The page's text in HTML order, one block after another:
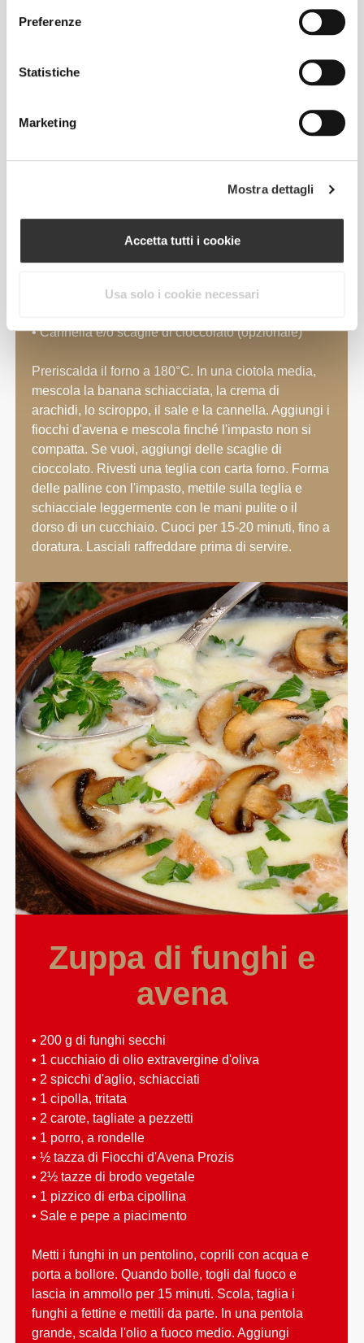
Preferenze
Statistiche
Marketing
Mostra dettagli
Accetta tutti i cookie
Usa solo i cookie necessari
banana, arachidi e
• 1 cucchiaio di miele o sciroppo d'agave o di
• 2 cucchiai di crema di arachidi (cremosa o
• Cannella e/o scaglie di cioccolato (opzionale)
Preriscalda il forno a 180°C. In una ciotola media,
mescola la banana schiacciata, la crema di
arachidi, lo sciroppo, il sale e la cannella. Aggiungi i
fiocchi d'avena e mescola finché l'impasto non si
compatta. Se vuoi, aggiungi delle scaglie di
cioccolato. Rivesti una teglia con carta forno. Forma
delle palline con l'impasto, mettile sulla teglia e
schiacciale leggermente con le mani pulite o il
dorso di un cucchiaio. Cuoci per 15-20 minuti, fino a
doratura. Lasciali raffreddare prima di servire.
Zuppa di funghi e
avena
• 200 g di funghi secchi
• 1 cucchiaio di olio extravergine d'oliva
• 2 spicchi d'aglio, schiacciati
• 1 cipolla, tritata
• 2 carote, tagliate a pezzetti
• 1 porro, a rondelle
• ½ tazza di Fiocchi d'Avena Prozis
• 2½ tazze di brodo vegetale
• 1 pizzico di erba cipollina
• Sale e pepe a piacimento
Metti i funghi in un pentolino, coprili con acqua e
porta a bollore. Quando bolle, togli dal fuoco e
lascia in ammollo per 15 minuti. Scola, taglia i
funghi a fettine e mettili da parte. In una pentola
grande, scalda l'olio a fuoco medio. Aggiungi